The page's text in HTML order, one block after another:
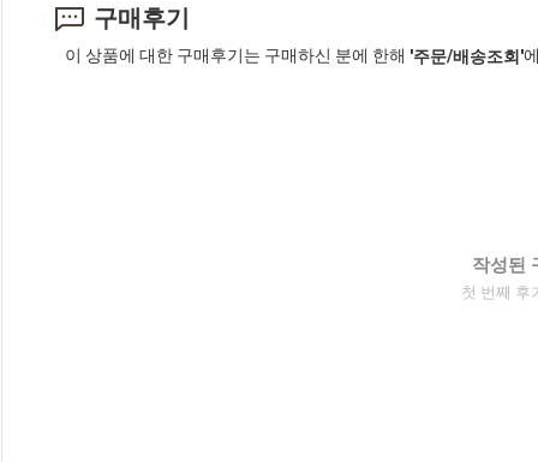
구매후기
이 상품에 대한 구매후기는 구매하신 분에 한해 '주문/배송조회'
작성된
첫 번째 후